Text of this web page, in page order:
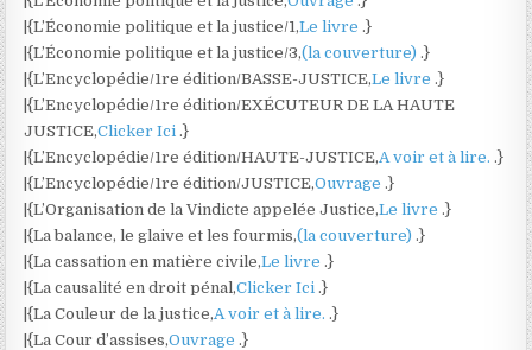
|{L’Économie politique et la justice/1,Le livre.}
|{L’Économie politique et la justice/3,(la couverture).}
|{L’Encyclopédie/1re édition/BASSE-JUSTICE,Le livre.}
|{L’Encyclopédie/1re édition/EXÉCUTEUR DE LA HAUTE
JUSTICE,Clicker Ici.}
|{L’Encyclopédie/1re édition/HAUTE-JUSTICE,A voir et à lire..}
|{L’Encyclopédie/1re édition/JUSTICE,Ouvrage.}
|{L’Organisation de la Vindicte appelée Justice,Le livre.}
|{La balance, le glaive et les fourmis,(la couverture).}
|{La cassation en matière civile,Le livre.}
|{La causalité en droit pénal,Clicker Ici.}
|{La Couleur de la justice,A voir et à lire..}
|{La Cour d’assises,Ouvrage.}